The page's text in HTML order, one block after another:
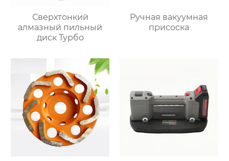
Сверхтонкий
алмазный пильный
диск Турбо
Ручная вакуумная
присоска